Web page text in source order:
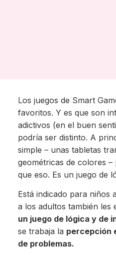
Los juegos de Smart
favoritos. Y es que son
adictivos (en el buen
podría ser distinto. A
simple – unas tabletas
geométricas de colores
que eso. Es un juego de
Está indicado para niños
a los adultos también les
un juego de lógica y de
se trabaja la percepción
de problemas.